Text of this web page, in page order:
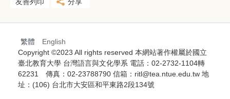
繁體
English
Copyright ©2023 All rights reserved 本網站著作權屬於國立
臺北教育大學 台灣語言與文化學系 電話：02-2732-1104轉
62231 傳真：02-23788790 信箱：ritl@tea.ntue.edu.tw 地
址：(106) 台北市大安區和平東路2段134號